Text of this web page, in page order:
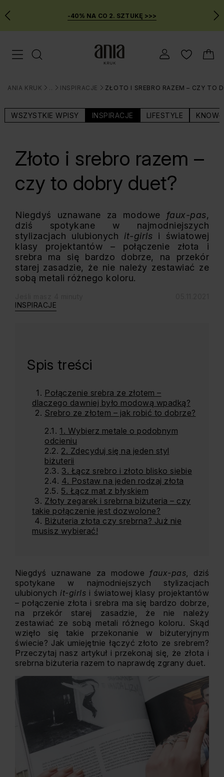
Przejdź
do
MENU
-40% NA CO 2. SZTUKĘ >>>
Menu mobilne
ANIA KRUK
>
BLOG
>
INSPIRACJE
>
ZŁOTO I SREBRO RAZEM – CZY TO
WSZYSTKIE WPISY INSPIRACJE LIFESTYLE KNOW-
Złoto i srebro razem –
czy to dobry duet?
Niegdyś uznawane za modowe faux-pas,
dziś spotykane w najmodniejszych
stylizacjach ulubionych it-girls i światowej
klasy projektantów – połączenie złota i
srebra ma się bardzo dobrze, na przekór
starej zasadzie, że nie należy zestawiać ze
sobą metali różnego koloru.
INSPIRACJE
Spis treści
Połączenie srebra ze złotem –
dlaczego dawniej było modową wpadką?
Srebro ze złotem – jak robić to dobrze?
1. Wybierz metale o podobnym
odcieniu
2. Zdecyduj się na jeden styl
biżuterii
3. Łącz srebro i złoto blisko siebie
4. Postaw na jeden rodzaj złota
5. Łącz mat z błyskiem
Złoty zegarek i srebrna biżuteria – czy
takie połączenie jest dozwolone?
Biżuteria złota czy srebrna? Już nie
musisz wybierać!
Niegdyś uznawane za modowe faux-pas, dziś
spotykane w najmodniejszych stylizacjach
ulubionychit-girls i światowej klasy projektantów
– połączenie złota i srebra ma się bardzo dobrze,
na przekór starej zasadzie, że nie należy
zestawiać ze sobą metali różnego koloru. Skąd
wzięło się takie przekonanie w biżuteryjnym
świecie? Jak umiejętnie łączyć złoto ze srebrem?
Przeczytaj nasz artykuł i przekonaj się, że złota i
srebrna biżuteria razem to naprawdę zgrany duet.